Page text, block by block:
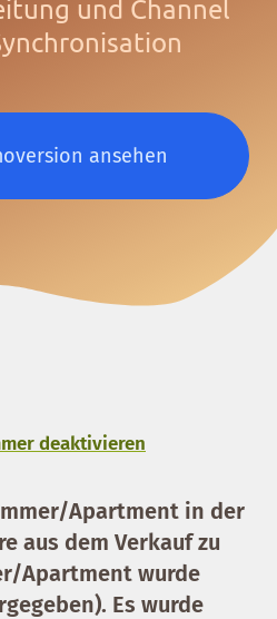
und Channel
ansehen
deaktivieren
Apartment in der
aus dem Verkauf zu
Apartment wurde
Es wurde